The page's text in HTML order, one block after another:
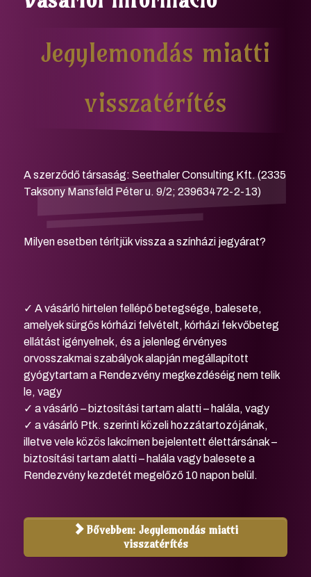
Jegylemondás miatti
visszatérítés
A szerződő társaság: Seethaler Consulting Kft. (2335
Taksony Mansfeld Péter u. 9/2; 23963472-2-13)
Milyen esetben térítjük vissza a színházi jegyárat?
✓ A vásárló hirtelen fellépő betegsége, balesete,
amelyek sürgős kórházi felvételt, kórházi fekvőbeteg
ellátást igényelnek, és a jelenleg érvényes
orvosszakmai szabályok alapján megállapított
gyógytartam a Rendezvény megkezdéséig nem telik
le, vagy
✓ a vásárló – biztosítási tartam alatti – halála, vagy
✓ a vásárló Ptk. szerinti közeli hozzátartozójának,
illetve vele közös lakcímen bejelentett élettársának –
biztosítási tartam alatti – halála vagy balesete a
Rendezvény kezdetét megelőző 10 napon belül.
Bővebben: Jegylemondás miatti
visszatérítés